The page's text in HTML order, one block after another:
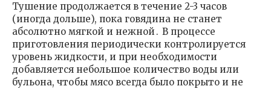
Тушение продолжается в течение 2-3 часов
(иногда дольше), пока говядина не станет
абсолютно мягкой и нежной․ В процессе
приготовления периодически контролируется
уровень жидкости, и при необходимости
добавляется небольшое количество воды или
бульона, чтобы мясо всегда было покрыто и не